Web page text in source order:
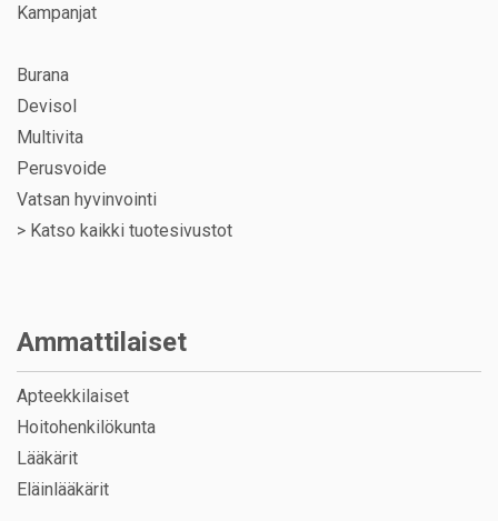
Kampanjat
Burana
Devisol
Multivita
Perusvoide
Vatsan hyvinvointi
> Katso kaikki tuotesivustot
Ammattilaiset
Apteekkilaiset
Hoitohenkilökunta
Lääkärit
Eläinlääkärit